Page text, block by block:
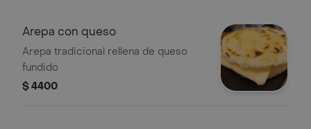
Arepa con queso
Arepa tradicional rellena de queso
fundido
$ 4400